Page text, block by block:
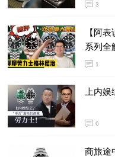
3
【阿
系列全
1
上内
6
商旅途